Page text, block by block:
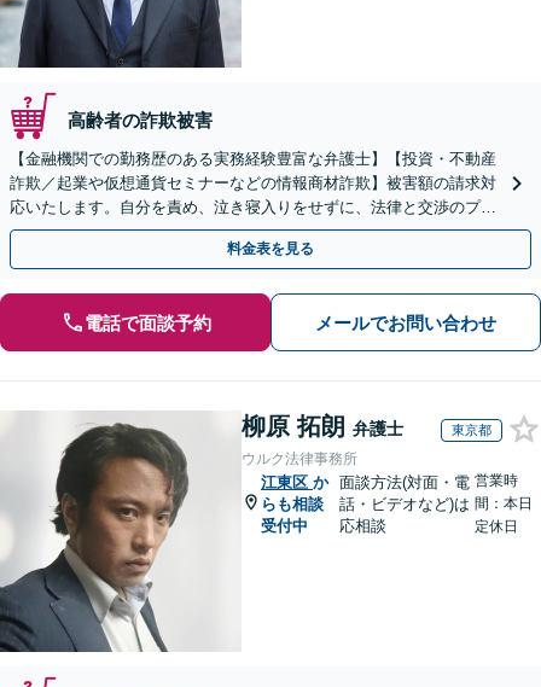
高齢者の詐欺被害
【金融機関での勤務歴のある実務経験豊富な弁護士】【投資・不動産
詐欺／起業や仮想通貨セミナーなどの情報商材詐欺】被害額の請求対
応いたします。自分を責め、泣き寝入りをせずに、法律と交渉のプロ
にまずはご相談ください。【表参道駅から徒歩3分】
料金表を見る
電話で面談予約 メールでお問い合わせ
柳原 拓朗 弁護士 東京都
ウルク法律事務所
江東区 か
らも相談
受付中
面談方法(対面・電
話・ビデオなど)は
応相談
営業時
間：本日
定休日